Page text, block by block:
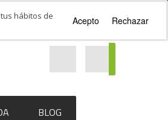
BLOG
hábitos de
Acepto Rechazar